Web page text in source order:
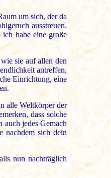
um sich, der da
ausstreuen.
habe eine große
sie auf allen den
antreffen,
Einrichtung, eine
alle Weltkörper der
dass solche
auch jedes Gemach
nachdem sich dein
nun nachträglich